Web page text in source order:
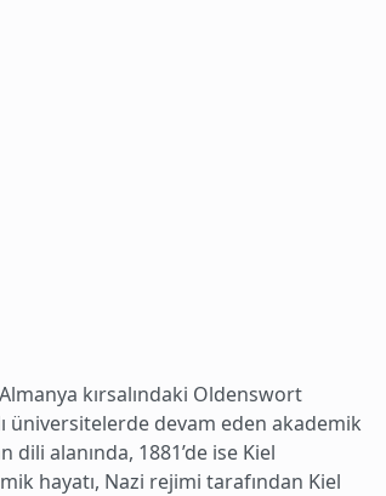
kırsalındaki Oldenswort
üniversitelerde devam eden akademik
alanında, 1881’de ise Kiel
hayatı, Nazi rejimi tarafından Kiel